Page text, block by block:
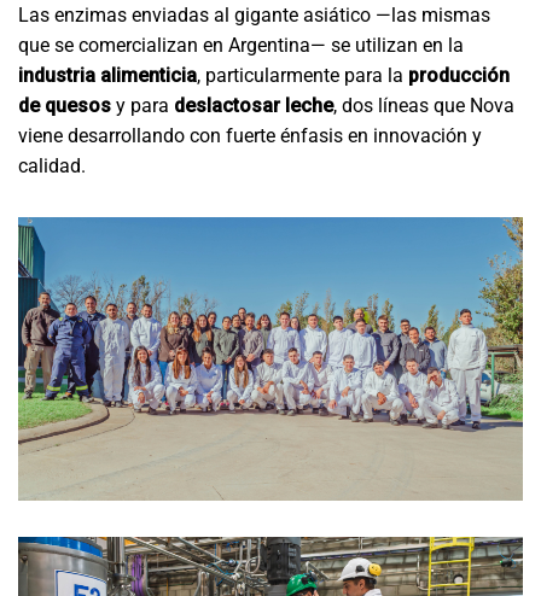
Las enzimas enviadas al gigante asiático —las mismas
que se comercializan en Argentina— se utilizan en la
industria alimenticia, particularmente para la producción
de quesos y para deslactosar leche, dos líneas que Nova
viene desarrollando con fuerte énfasis en innovación y
calidad.